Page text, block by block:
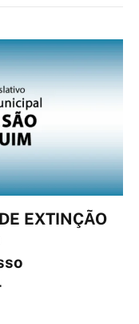
EXTINÇÃO